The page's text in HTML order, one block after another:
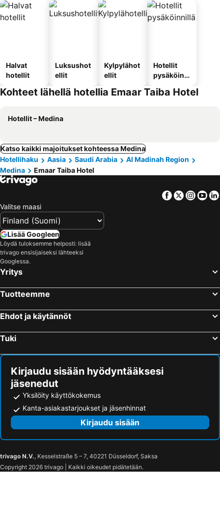
Halvat
hotellit
Luksushot
ellit
Kylpylähot
ellit
Hotellit
pysäköinni
Kohteet lähellä hotellia Emaar Taiba Hotel
Hotellit – Medina
Katso kaikki majoitukset kohteessa Medina
Hotellihaku
Aasia Saudi Arabia
Al Madinah Region
Medina
Emaar Taiba Hotel
Facebook
Twitter
Valitse maasi
Lisää Googleen
Löydä tuloksemme helposti: lisää
trivago ensisijaiseksi lähteeksi
Googlessa.
Yritys
Tuotteemme
Ehdot ja käytännöt
Tuki
Kirjaudu sisään hyödyntääksesi
jäsenedut
Yksilöity käyttökokemus
Kanta-asiakastarjoukset ja jäsenhinnat
Kirjaudu sisään
trivago N.V., Kesselstraße 5 – 7, 40221 Düsseldorf, Saksa
Copyright 2026 trivago | Kaikki oikeudet pidätetään.